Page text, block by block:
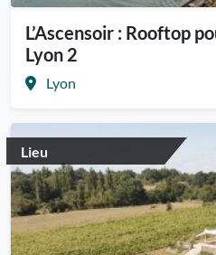
L’Ascensoir : Rooftop
Lyon 2
Lyon
Lieu